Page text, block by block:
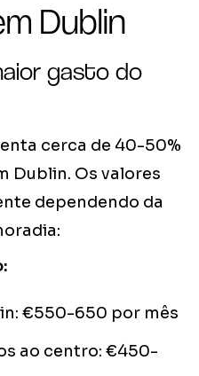
Dublin
gasto do
cerca de 40-50%
Dublin. Os valores
dependendo da
€550-650 por mês
ao centro: €450-